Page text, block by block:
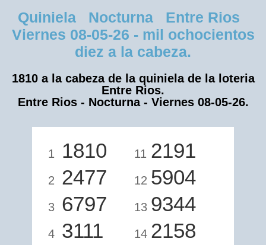
Quiniela Nocturna Entre Rios
Viernes 08-05-26 - mil ochocientos
diez a la cabeza.
1810 a la cabeza de la quiniela de la loteria
Entre Rios.
Entre Rios - Nocturna - Viernes 08-05-26.
1 1810
2 2477
3 6797
4 3111
11 2191
12 5904
13 9344
14 2158